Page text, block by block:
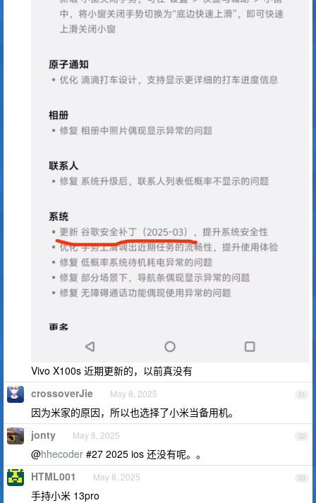
Vivo X100s 近期更新的，以前真没有
31
crossoverJie May 8, 2025
因为米家的原因，所以也选择了小米当备用机。
32
jonty May 8, 2025
@hhecoder #27 2025 ios 还没有呢。。
33
HTML001 May 8, 2025
手持小米 13pro